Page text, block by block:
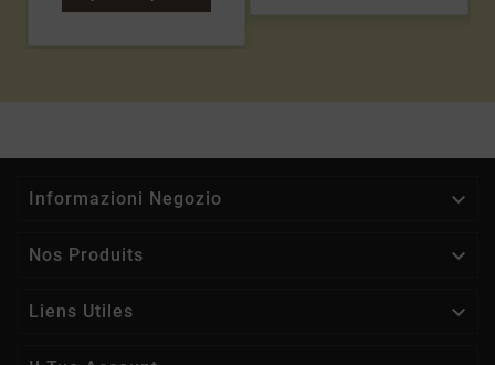
Informazioni Negozio 
Nos Produits 
Liens Utiles 